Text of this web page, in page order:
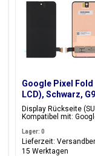
Google Pixel
LCD), Schwarz,
Display Rückseite
Kompatibel mit:
Lager: 0
Lieferzeit:
15 Werktagen